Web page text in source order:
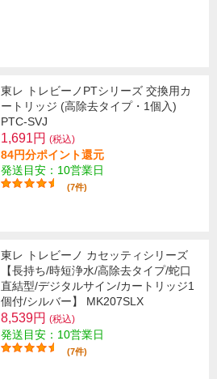
東レ トレビーノPTシリーズ 交換用カ
ートリッジ (高除去タイプ・1個入)
PTC-SVJ
1,691円 (税込)
84円分ポイント還元
発送目安：10営業日
(7件)
東レ トレビーノ カセッティシリーズ
【長持ち/時短浄水/高除去タイプ/蛇口
直結型/デジタルサイン/カートリッジ1
個付/シルバー】 MK207SLX
8,539円 (税込)
発送目安：10営業日
(7件)